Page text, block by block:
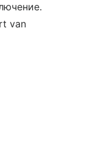
van